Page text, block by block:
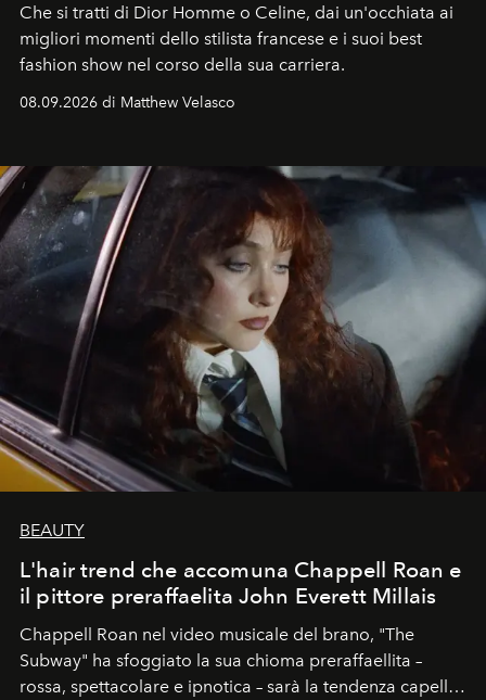
Che si tratti di Dior Homme o Celine, dai un'occhiata ai
migliori momenti dello stilista francese e i suoi best
fashion show nel corso della sua carriera.
08.09.2026 di Matthew Velasco
BEAUTY
L'hair trend che accomuna Chappell Roan e
il pittore preraffaelita John Everett Millais
Chappell Roan nel video musicale del brano, "The
Subway" ha sfoggiato la sua chioma preraffaellita –
rossa, spettacolare e ipnotica – sarà la tendenza capelli